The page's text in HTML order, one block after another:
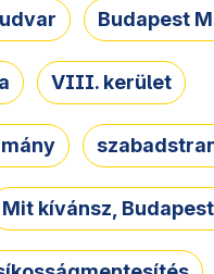
Budapest
VIII. kerület
Mit kívánsz,